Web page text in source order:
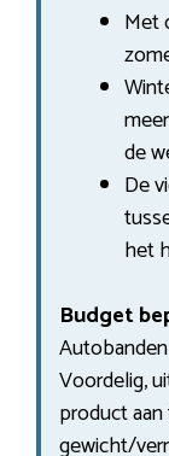
Met
de
De
het
Budget
Voordelig,
product
gewicht/